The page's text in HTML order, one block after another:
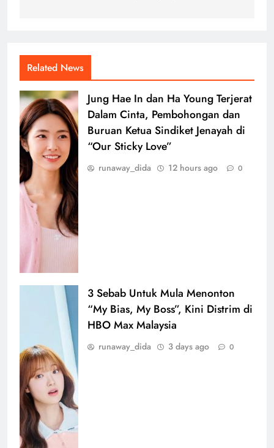
Related News
Jung Hae In dan Ha Young Terjerat
Dalam Cinta, Pembohongan dan
Buruan Ketua Sindiket Jenayah di
“Our Sticky Love”
runaway_dida 12 hours ago 0
3 Sebab Untuk Mula Menonton
“My Bias, My Boss”, Kini Distrim di
HBO Max Malaysia
runaway_dida 3 days ago 0